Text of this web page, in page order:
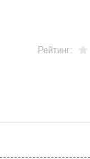
Рейтинг: